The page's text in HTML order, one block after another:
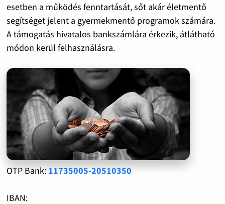
esetben a működés fenntartását, sőt akár életmentő
segítséget jelent a gyermekmentő programok számára.
A támogatás hivatalos bankszámlára érkezik, átlátható
módon kerül felhasználásra.
OTP Bank: 11735005-20510350
IBAN: